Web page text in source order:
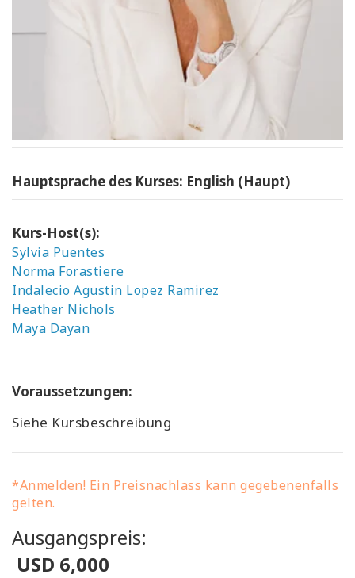
Hauptsprache des Kurses: English (Haupt)
Kurs-Host(s):
Sylvia Puentes
Norma Forastiere
Indalecio Agustin Lopez Ramirez
Heather Nichols
Maya Dayan
Voraussetzungen:
Siehe Kursbeschreibung
*Anmelden! Ein Preisnachlass kann gegebenenfalls
gelten.
Ausgangspreis:
USD 6,000